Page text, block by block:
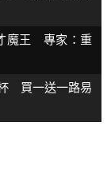
魔王 專家：重
買一送一路易